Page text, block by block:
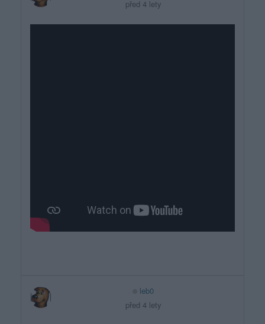
před 4 lety
leb0
před 4 lety